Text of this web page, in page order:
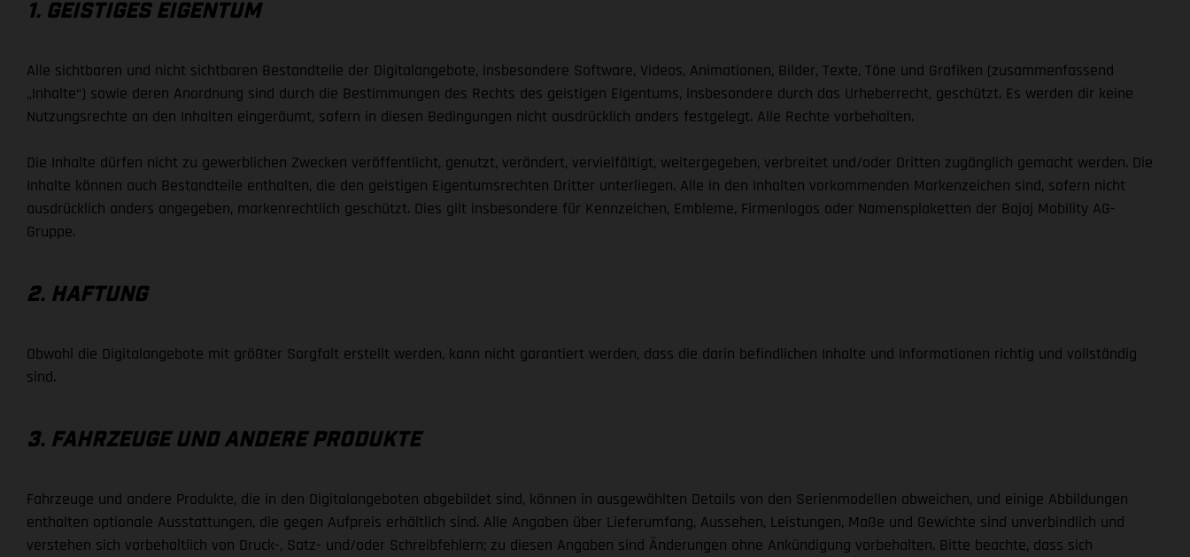
1. GEISTIGES EIGENTUM
Alle sichtbaren und nicht sichtbaren Bestandteile der Digitalangebote, insbesondere Software, Videos, Animationen, Bilder, Texte, Töne und Grafiken (zusammenfassend
„Inhalte“) sowie deren Anordnung sind durch die Bestimmungen des Rechts des geistigen Eigentums, insbesondere durch das Urheberrecht, geschützt. Es werden dir keine
Nutzungsrechte an den Inhalten eingeräumt, sofern in diesen Bedingungen nicht ausdrücklich anders festgelegt. Alle Rechte vorbehalten.
Die Inhalte dürfen nicht zu gewerblichen Zwecken veröffentlicht, genutzt, verändert, vervielfältigt, weitergegeben, verbreitet und/oder Dritten zugänglich gemacht werden. Die
Inhalte können auch Bestandteile enthalten, die den geistigen Eigentumsrechten Dritter unterliegen. Alle in den Inhalten vorkommenden Markenzeichen sind, sofern nicht
ausdrücklich anders angegeben, markenrechtlich geschützt. Dies gilt insbesondere für Kennzeichen, Embleme, Firmenlogos oder Namensplaketten der Bajaj Mobility AG-
Gruppe.
2. HAFTUNG
Obwohl die Digitalangebote mit größter Sorgfalt erstellt werden, kann nicht garantiert werden, dass die darin befindlichen Inhalte und Informationen richtig und vollständig
sind.
3. FAHRZEUGE UND ANDERE PRODUKTE
Fahrzeuge und andere Produkte, die in den Digitalangeboten abgebildet sind, können in ausgewählten Details von den Serienmodellen abweichen, und einige Abbildungen
enthalten optionale Ausstattungen, die gegen Aufpreis erhältlich sind. Alle Angaben über Lieferumfang, Aussehen, Leistungen, Maße und Gewichte sind unverbindlich und
verstehen sich vorbehaltlich von Druck-, Satz- und/oder Schreibfehlern; zu diesen Angaben sind Änderungen ohne Ankündigung vorbehalten. Bitte beachte, dass sich